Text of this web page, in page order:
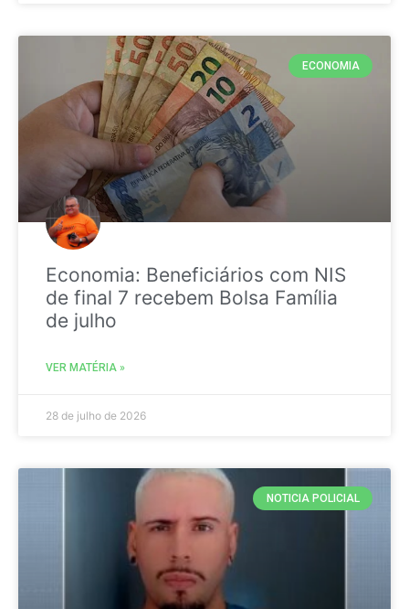
ECONOMIA
Economia: Beneficiários com NIS
de final 7 recebem Bolsa Família
de julho
VER MATÉRIA »
28 de julho de 2026
NOTICIA POLICIAL